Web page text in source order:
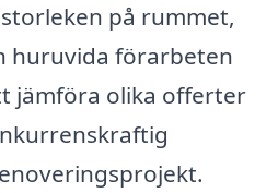
på rummet,
huruvida förarbeten
jämföra olika offerter